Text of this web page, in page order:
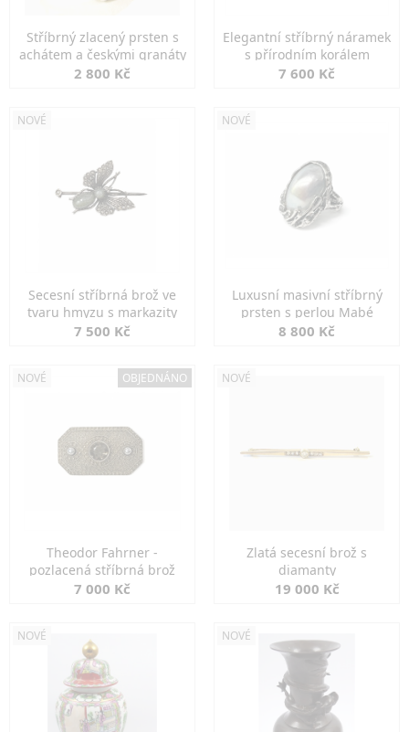
Stříbrný zlacený prsten s
achátem a českými granáty
2 800 Kč
Elegantní stříbrný náramek
s přírodním korálem
7 600 Kč
NOVÉ
Secesní stříbrná brož ve
tvaru hmyzu s markazity
7 500 Kč
NOVÉ
Luxusní masivní stříbrný
prsten s perlou Mabé
8 800 Kč
NOVÉ OBJEDNÁNO
Theodor Fahrner -
pozlacená stříbrná brož
7 000 Kč
NOVÉ
Zlatá secesní brož s
diamanty
19 000 Kč
NOVÉ NOVÉ